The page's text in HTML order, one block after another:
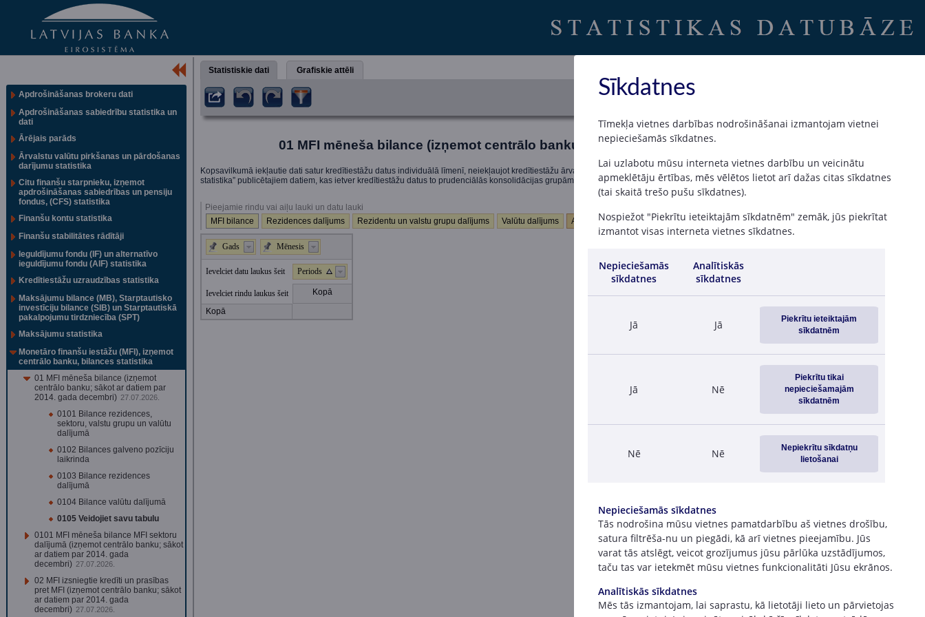
Apdrošināšanas brokeru dati
Apdrošināšanas sabiedrību statistika un
dati
Ārējais parāds
Ārvalstu valūtu pirkšanas un pārdošanas
darījumu statistika
Citu finanšu starpnieku, izņemot
apdrošināšanas sabiedrības un pensiju
fondus, (CFS) statistika
Finanšu kontu statistika
Finanšu stabilitātes rādītāji
Ieguldījumu fondu (IF) un alternatīvo
ieguldījumu fondu (AIF) statistika
Kredītiestāžu uzraudzības statistika
Maksājumu bilance (MB), Starptautisko
investīciju bilance (SIB) un Starptautiskā
pakalpojumu tirdzniecība (SPT)
Maksājumu statistika
Monetāro finanšu iestāžu (MFI), izņemot
centrālo banku, bilances statistika
01 MFI mēneša bilance (izņemot
centrālo banku; sākot ar datiem par
2014. gada decembri) 27.07.2026.
0101 Bilance rezidences,
sektoru, valstu grupu un valūtu
dalījumā
0102 Bilances galveno pozīciju
laikrinda
0103 Bilance rezidences
dalījumā
0104 Bilance valūtu dalījumā
0105 Veidojiet savu tabulu
0101 MFI mēneša bilance MFI sektoru
dalījumā (izņemot centrālo banku; sākot
ar datiem par 2014. gada
decembri) 27.07.2026.
02 MFI izsniegtie kredīti un prasības
pret MFI (izņemot centrālo banku; sākot
ar datiem par 2014. gada
decembri) 27.07.2026.
Statistiskie dati Grafiskie attēli
01 MFI mēneša bilance (izņemot centrālo banku; sākot ar datiem par 2014. gada decembri)
Kopsavilkumā iekļautie dati satur kredītiestāžu datus individuālā līmenī, neiekļaujot kredītiestāžu ārvalstu filiāļu datus, atšķirībā no Latvijas Bankas tīmekļa vietnes sadaļā “Uzraudzības
statistika” publicētajiem datiem, kas ietver kredītiestāžu datus to prudenciālās konsolidācijas grupām.
Pieejamie rindu vai aiļu lauki un datu lauki
MFI bilance
Rezidences dalījums Rezidentu un valstu grupu dalījums Valūtu dalījums Atlikumi (milj. EUR) Pārmaiņas (milj. EUR)
Gads Mēnesis
Ievelciet datu laukus šeit Periods
Ievelciet rindu laukus šeit
Kopā
Kopā
Sīkdatnes
Tīmekļa vietnes darbības nodrošināšanai izmantojam vietnei
nepieciešamās sīkdatnes.
Lai uzlabotu mūsu interneta vietnes darbību un veicinātu
apmeklētāju ērtības, mēs vēlētos lietot arī dažas citas sīkdatnes
(tai skaitā trešo pušu sīkdatnes).
Nospiežot "Piekrītu ieteiktajām sīkdatnēm" zemāk, jūs piekrītat
izmantot visas interneta vietnes sīkdatnes.
Nepieciešamās
sīkdatnes
Analītiskās
sīkdatnes
Jā Jā
Piekrītu ieteiktajām
sīkdatnēm
Jā Nē
Piekrītu tikai
nepieciešamajām
sīkdatnēm
Nē Nē
Nepiekrītu sīkdatņu
lietošanai
Nepieciešamās sīkdatnes
Tās nodrošina mūsu vietnes pamatdarbību aš vietnes drošību,
satura filtrēša-nu un piegādi, kā arī vietnes pieejamību. Jūs
varat tās atslēgt, veicot grozījumus jūsu pārlūka uzstādījumos,
taču tas var ietekmēt mūsu vietnes funkcionalitāti Jūsu ekrānos.
Analītiskās sīkdatnes
Mēs tās izmantojam, lai saprastu, kā lietotāji lieto un pārvietojas